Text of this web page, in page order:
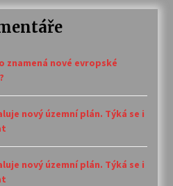
znamená nové evropské
nový územní plán. Týká se i
nový územní plán. Týká se i